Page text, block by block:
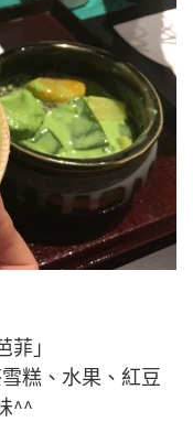
」
雪糕、水果、紅豆
^^